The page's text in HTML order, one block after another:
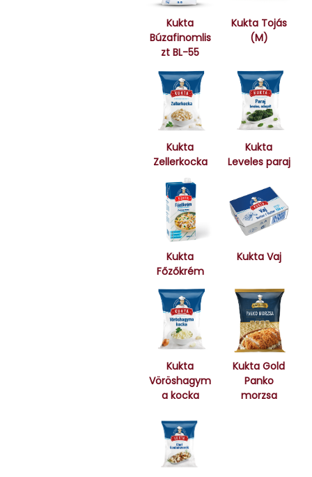
Kukta
Búzafinomlis
zt BL-55
Kukta Tojás
(M)
Kukta
Zellerkocka
Kukta
Leveles paraj
Kukta
Főzőkrém
Kukta Vaj
Kukta
Vöröshagym
a kocka
Kukta Gold
Panko
morzsa